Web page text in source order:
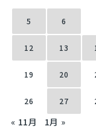
5 6
12 13
19 20
26 27
« 11月 1月 »